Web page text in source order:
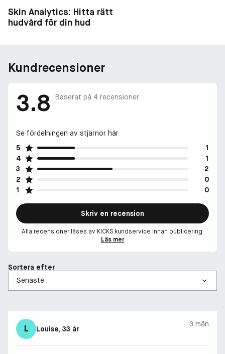
Skin Analytics: Hitta rätt
hudvård för din hud
Kundrecensioner
3.8 Baserat på 4 recensioner
Se fördelningen av stjärnor här
5
1
4
1
3
2
2
0
1
0
Skriv en recension
Alla recensioner läses av KICKS kundservice innan publicering.
Läs mer
Sortera efter
L Louise, 33 år
3 mån